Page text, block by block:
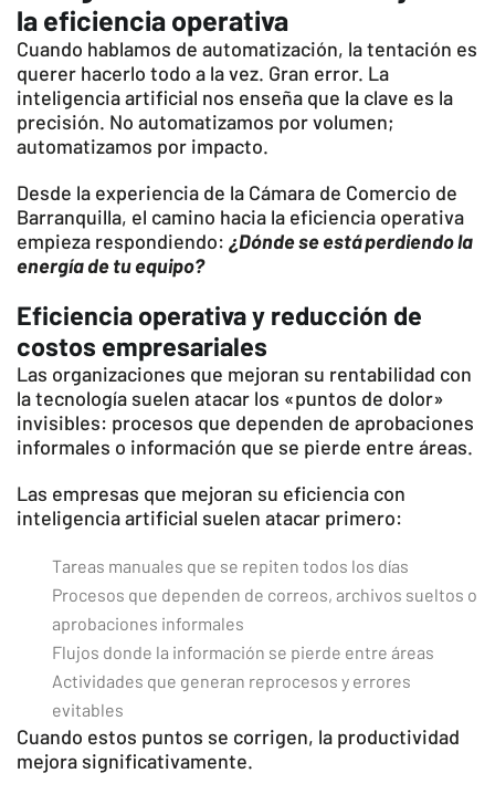
la eficiencia operativa
Cuando hablamos de automatización, la tentación es
querer hacerlo todo a la vez. Gran error. La
inteligencia artificial nos enseña que la clave es la
precisión. No automatizamos por volumen;
automatizamos por impacto.
Desde la experiencia de la Cámara de Comercio de
Barranquilla, el camino hacia la eficiencia operativa
empieza respondiendo: ¿Dónde se está perdiendo la
energía de tu equipo?
Eficiencia operativa y reducción de
costos empresariales
Las organizaciones que mejoran su rentabilidad con
la tecnología suelen atacar los «puntos de dolor»
invisibles: procesos que dependen de aprobaciones
informales o información que se pierde entre áreas.
Las empresas que mejoran su eficiencia con
inteligencia artificial suelen atacar primero:
Tareas manuales que se repiten todos los días
Procesos que dependen de correos, archivos sueltos o
aprobaciones informales
Flujos donde la información se pierde entre áreas
Actividades que generan reprocesos y errores
evitables
Cuando estos puntos se corrigen, la productividad
mejora significativamente.